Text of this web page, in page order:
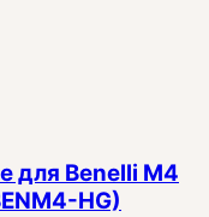
для Benelli M4
HG)